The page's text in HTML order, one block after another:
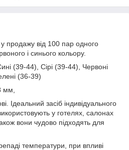
у продажу від 100 пар одного
і синього кольору.
(39-44), Сірі (39-44), Червоні
(36-39)
мм,
Ідеальний засіб індивідуального
у готелях, салонах
вони чудово підходять для
температури, при впливі